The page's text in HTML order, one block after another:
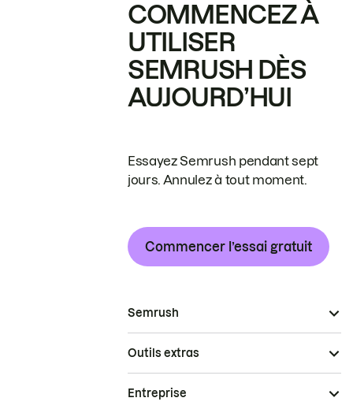
COMMENCEZ À
UTILISER
SEMRUSH DÈS
AUJOURD’HUI
Essayez Semrush pendant sept
jours. Annulez à tout moment.
Commencer l’essai gratuit
Semrush
Outils extras
Entreprise